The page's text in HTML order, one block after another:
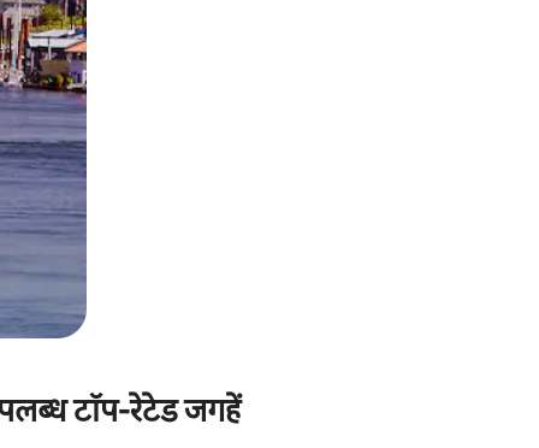
टॉप-रेटेड जगहें